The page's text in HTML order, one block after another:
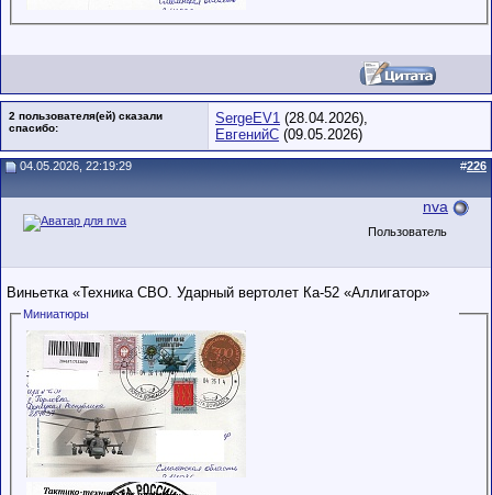
2 пользователя(ей) сказали
cпасибо:
SergeEV1 (28.04.2026),
ЕвгенийС (09.05.2026)
04.05.2026, 22:19:29 #226
nva
Пользователь
Виньетка «Техника СВО. Ударный вертолет Ка-52 «Аллигатор»
Миниатюры